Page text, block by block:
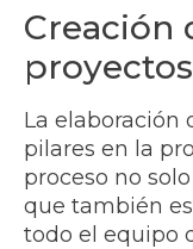
Creación
La elaboración
pilares en la
proceso no
que también
todo el equipo